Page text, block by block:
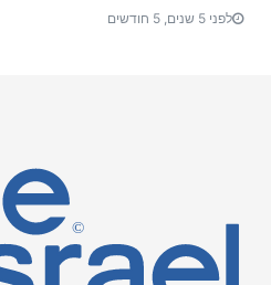
לפני 5 שנים, 5 חודשים